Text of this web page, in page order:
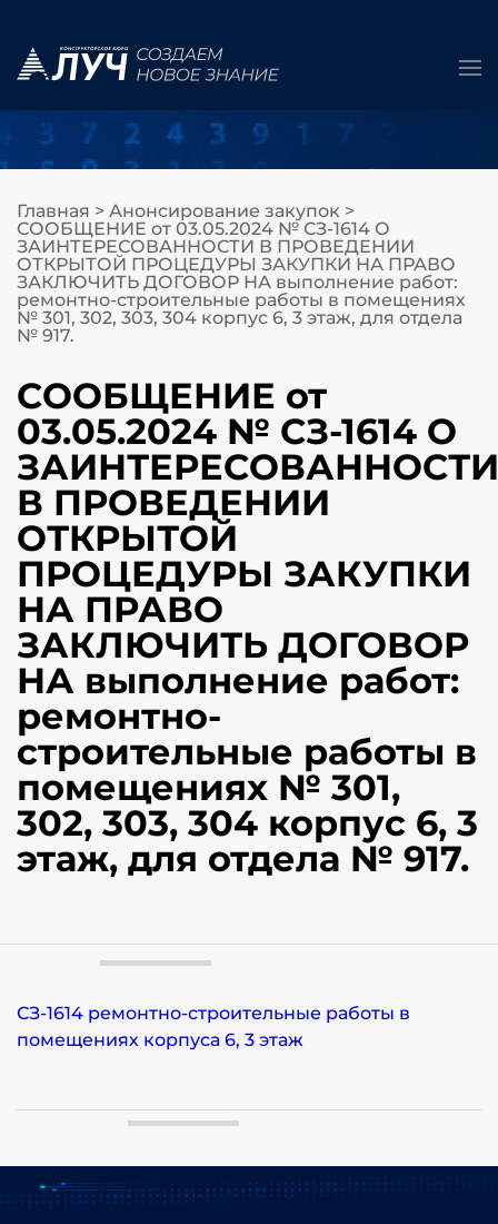
Главная > Анонсирование закупок >
СООБЩЕНИЕ от 03.05.2024 № СЗ-1614 О
ЗАИНТЕРЕСОВАННОСТИ В ПРОВЕДЕНИИ
ОТКРЫТОЙ ПРОЦЕДУРЫ ЗАКУПКИ НА ПРАВО
ЗАКЛЮЧИТЬ ДОГОВОР НА выполнение работ:
ремонтно-строительные работы в помещениях
№ 301, 302, 303, 304 корпус 6, 3 этаж, для отдела
№ 917.
СООБЩЕНИЕ от
03.05.2024 № СЗ-1614 О
ЗАИНТЕРЕСОВАННОСТИ
В ПРОВЕДЕНИИ
ОТКРЫТОЙ
ПРОЦЕДУРЫ ЗАКУПКИ
НА ПРАВО
ЗАКЛЮЧИТЬ ДОГОВОР
НА выполнение работ:
ремонтно-
строительные работы в
помещениях № 301,
302, 303, 304 корпус 6, 3
этаж, для отдела № 917.
СЗ-1614 ремонтно-строительные работы в
помещениях корпуса 6, 3 этаж